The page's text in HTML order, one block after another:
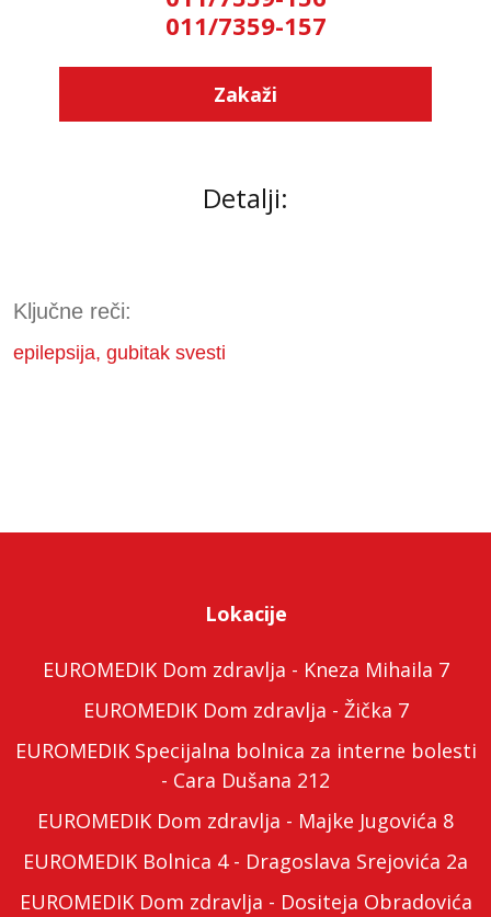
011/7359-157
Zakaži
Detalji:
Ključne reči:
epilepsija, gubitak svesti
Lokacije
EUROMEDIK Dom zdravlja - Kneza Mihaila 7
EUROMEDIK Dom zdravlja - Žička 7
EUROMEDIK Specijalna bolnica za interne bolesti
- Cara Dušana 212
EUROMEDIK Dom zdravlja - Majke Jugovića 8
EUROMEDIK Bolnica 4 - Dragoslava Srejovića 2a
EUROMEDIK Dom zdravlja - Dositeja Obradovića